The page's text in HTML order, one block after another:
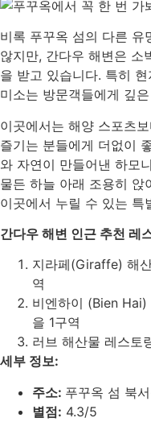
비록 푸꾸옥 섬의 다른 유
않지만, 간다우 해변은 소
을 받고 있습니다. 특히
미소는 방문객들에게 깊
이곳에서는 해양 스포츠
즐기는 분들에게 더없이
와 자연이 만들어낸 하모
물든 하늘 아래 조용히 앉
이곳에서 누릴 수 있는 특
간다우 해변 인근 추천 레
지라페(Giraffe) 해
역
비엔하이 (Bien
을 1구역
러브 해산물 레스토
세부 정보:
주소: 푸꾸옥 섬 북
별점: 4.3/5